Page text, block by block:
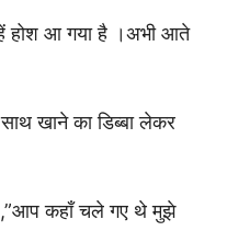
होश आ गया है ।अभी आते
खाने का डिब्बा लेकर
कहाँ चले गए थे मुझे